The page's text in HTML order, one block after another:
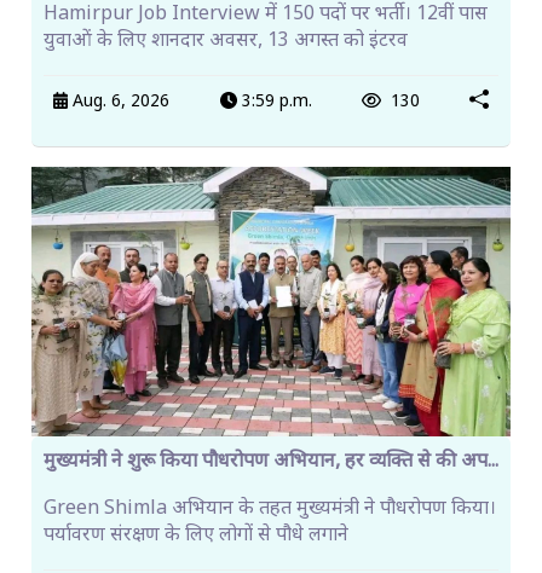
Hamirpur Job Interview में 150 पदों पर भर्ती। 12वीं पास
युवाओं के लिए शानदार अवसर, 13 अगस्त को इंटरव
Aug. 6, 2026 3:59 p.m. 130
मुख्यमंत्री ने शुरू किया पौधरोपण अभियान, हर व्यक्ति से की अप...
Green Shimla अभियान के तहत मुख्यमंत्री ने पौधरोपण किया।
पर्यावरण संरक्षण के लिए लोगों से पौधे लगाने